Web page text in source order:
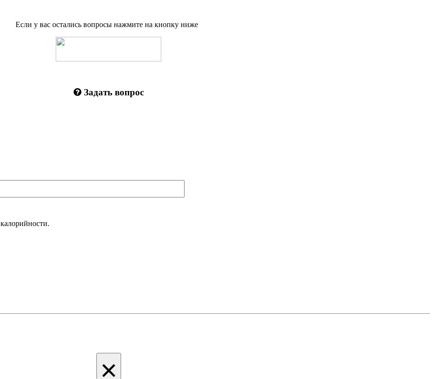
Если у вас остались вопросы нажмите на кнопку ниже
Задать вопрос
×